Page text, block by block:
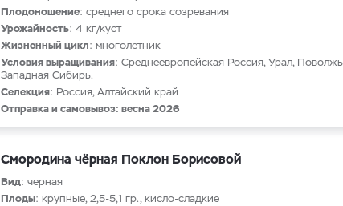
Плодоношение: среднего срока созревания
Урожайность: 4 кг/куст
Жизненный цикл: многолетник
Условия выращивания: Среднеевропейская Россия, Урал,
Западная Сибирь.
Селекция: Россия, Алтайский край
Отправка и самовывоз: весна 2026
Смородина чёрная Поклон Борисовой
Вид: черная
Плоды: крупные, 2,5-5,1 гр., кисло-сладкие